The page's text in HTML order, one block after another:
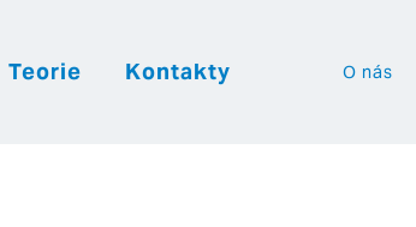
Teorie Kontakty O nás